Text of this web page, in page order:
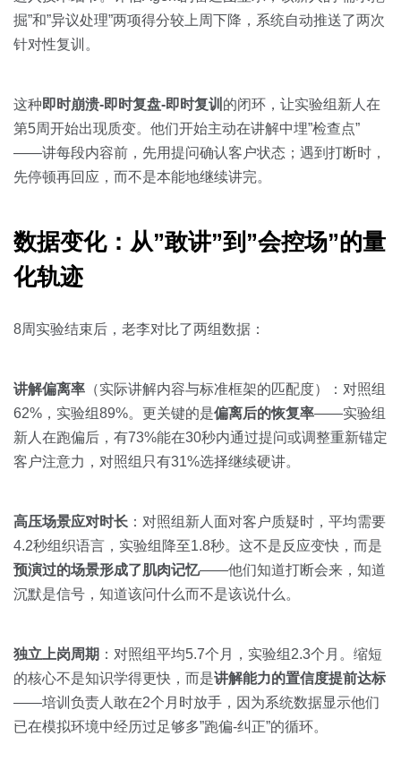
掘”和”异议处理”两项得分较上周下降，系统自动推送了两次
针对性复训。
这种 即时崩溃-即时复盘-即时复训 的闭环，让实验组新人在
第5周开始出现质变。他们开始主动在讲解中埋”检查点”
——讲每段内容前，先用提问确认客户状态；遇到打断时，
先停顿再回应，而不是本能地继续讲完。
数据变化：从”敢讲”到”会控场”的量
化轨迹
8周实验结束后，老李对比了两组数据：
讲解偏离率 （实际讲解内容与标准框架的匹配度）：对照组
62%，实验组89%。更关键的是偏离后的恢复率——实验组
新人在跑偏后，有73%能在30秒内通过提问或调整重新锚定
客户注意力，对照组只有31%选择继续硬讲。
高压场景应对时长 ：对照组新人面对客户质疑时，平均需要
4.2秒组织语言，实验组降至1.8秒。这不是反应变快，而是
预演过的场景形成了肌肉记忆——他们知道打断会来，知道
沉默是信号，知道该问什么而不是该说什么。
独立上岗周期 ：对照组平均5.7个月，实验组2.3个月。缩短
的核心不是知识学得更快，而是讲解能力的置信度提前达标
——培训负责人敢在2个月时放手，因为系统数据显示他们
已在模拟环境中经历过足够多”跑偏-纠正”的循环。